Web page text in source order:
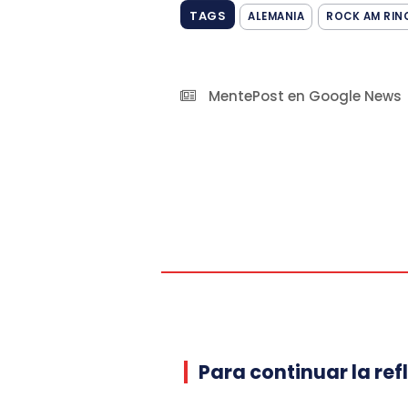
TAGS ALEMANIA ROCK AM
MentePost en Google News
Para continuar la